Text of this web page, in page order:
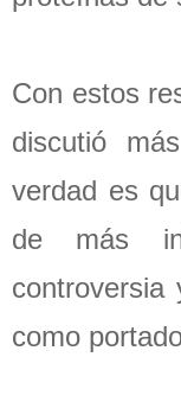
Con estos
discutió
verdad es
de más
controversia
como